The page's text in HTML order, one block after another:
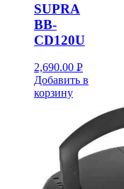
SUPRA
BB-
CD120U
2,690.00 Р
УБ.
Добавить в
корзину